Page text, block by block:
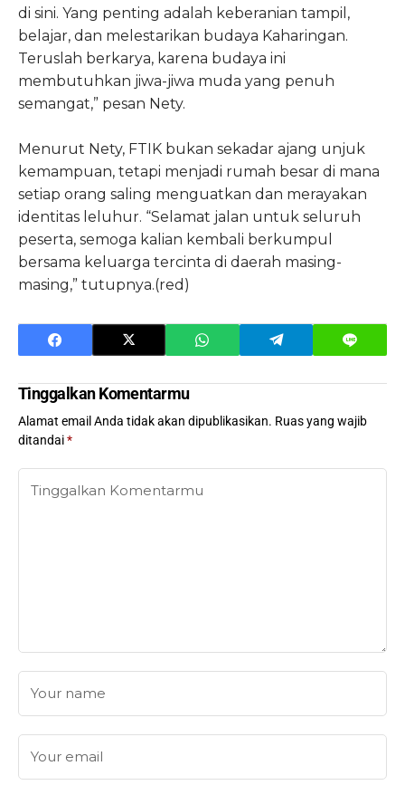
di sini. Yang penting adalah keberanian tampil,
belajar, dan melestarikan budaya Kaharingan.
Teruslah berkarya, karena budaya ini
membutuhkan jiwa-jiwa muda yang penuh
semangat,” pesan Nety.
Menurut Nety, FTIK bukan sekadar ajang unjuk
kemampuan, tetapi menjadi rumah besar di mana
setiap orang saling menguatkan dan merayakan
identitas leluhur. “Selamat jalan untuk seluruh
peserta, semoga kalian kembali berkumpul
bersama keluarga tercinta di daerah masing-
masing,” tutupnya.(red)
Tinggalkan Komentarmu
Alamat email Anda tidak akan dipublikasikan. Ruas yang wajib
ditandai*